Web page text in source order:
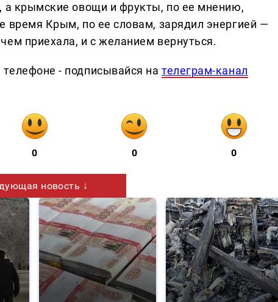
а крымские овощи и фрукты, по ее мнению,
время Крым, по ее словам, зарядил энергией —
приехала, и с желанием вернуться.
- подписывайся нателеграм-канал
0 0 0
новость ↓